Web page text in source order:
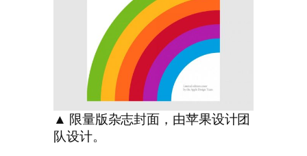
▲ 限量版杂志封面，由苹果设计团
队设计。